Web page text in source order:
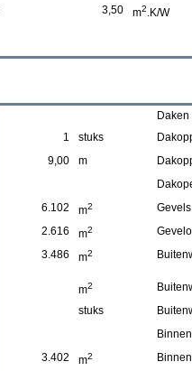
3,50 m2.K/W
Daken
1 stuks
9,00 m
6.102 m2
Gevels
2.616 m2
3.486 m2
m2
stuks
3.402 m2